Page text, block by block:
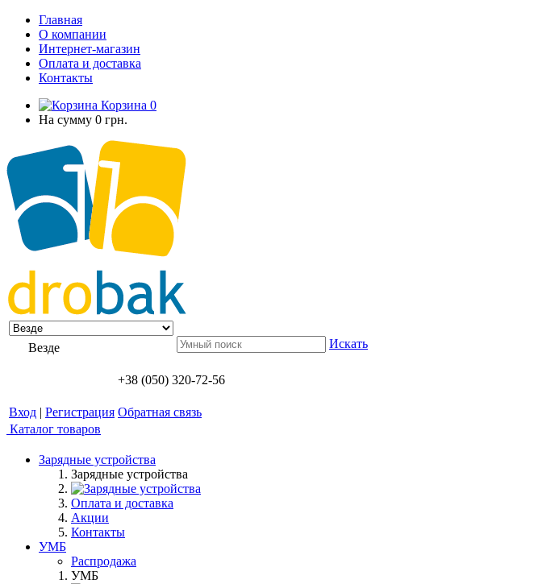
Главная
О компании
Интернет-магазин
Оплата и доставка
Контакты
Корзина 0
На сумму 0 грн.
Везде Искать
+38 (050) 320-72-56
Вход | Регистрация Обратная связь
Каталог товаров
Зарядные устройства
Зарядные устройства
Оплата и доставка
Акции
Контакты
УМБ
Распродажа
УМБ